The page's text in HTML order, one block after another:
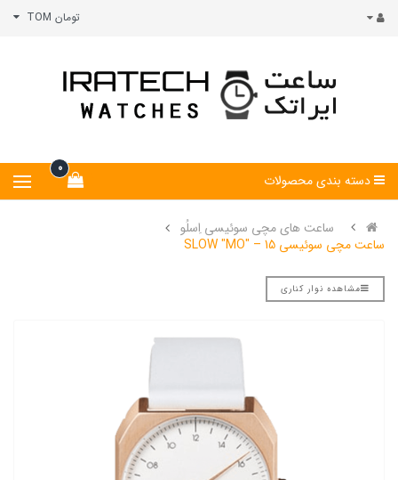
تومان TOM
0
دسته بندی محصولات
ساعت های مچی سوئیسی اِسلُو
ساعت مچی سوئیسی SLOW "MO" – 15
مشاهده نوار کناری